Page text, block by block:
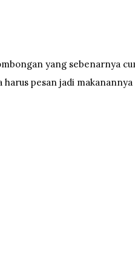
yang sebenarnya
harus pesan jadi